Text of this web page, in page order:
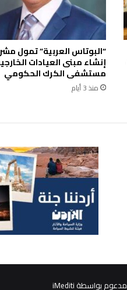
ش
ع
ب
ي
ة
:
ر
ن
د
و
ل
ة
س
ة
“البوتاس العربية” تمول
إنشاء مبنى العيادات
مستشفى الكرك الحكومي
منذ 3 أيام
iMediti